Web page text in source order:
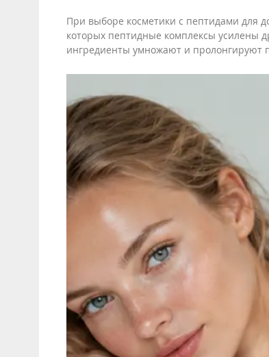
При выборе косметики с пептидами для
которых пептидные комплексы усилены
ингредиенты умножают и пролонгируют